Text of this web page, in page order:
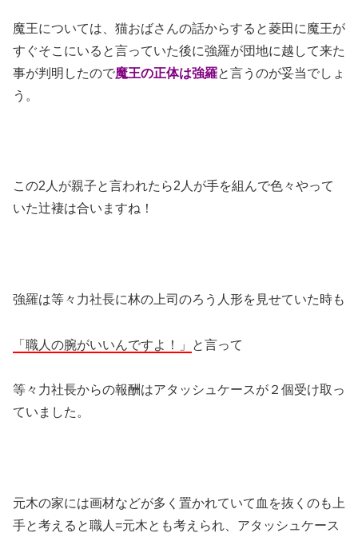
魔王については、猫おばさんの話からすると菱田に魔王が
すぐそこにいると言っていた後に強羅が団地に越して来た
事が判明したので魔王の正体は強羅と言うのが妥当でしょ
う。
この2人が親子と言われたら2人が手を組んで色々やって
いた辻褄は合いますね！
強羅は等々力社長に林の上司のろう人形を見せていた時も
「職人の腕がいいんですよ！」 と言って
等々力社長からの報酬はアタッシュケースが２個受け取っ
ていました。
元木の家には画材などが多く置かれていて血を抜くのも上
手と考えると職人=元木とも考えられ、アタッシュケース